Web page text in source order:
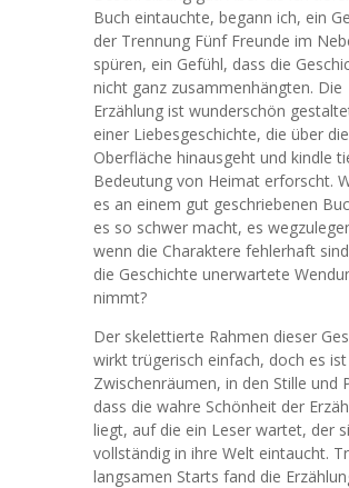
Buch eintauchte, begann ich, ein
der Trennung Fünf Freunde im
spüren, ein Gefühl, dass die
nicht ganz zusammenhängten. Die
Erzählung ist wunderschön
einer Liebesgeschichte, die über die
Oberfläche hinausgeht und kindle
Bedeutung von Heimat erforscht.
es an einem gut geschriebenen
es so schwer macht, es
wenn die Charaktere fehlerhaft
die Geschichte unerwartete
nimmt?
Der skelettierte Rahmen dieser
wirkt trügerisch einfach, doch es
Zwischenräumen, in den Stille und
dass die wahre Schönheit der
liegt, auf die ein Leser wartet, der
vollständig in ihre Welt eintaucht.
langsamen Starts fand die